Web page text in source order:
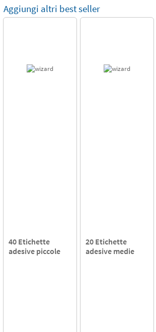
Aggiungi altri best seller
40 Etichette
adesive piccole
20 Etichette
adesive medie